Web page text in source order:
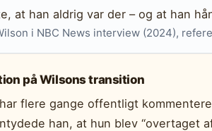
at han aldrig var der – og at han
i NBC News interview (2024),
på Wilsons transition
flere gange offentligt
han, at hun blev “overtaget